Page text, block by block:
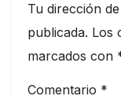
Tu dirección
publicada. Los
marcados con
Comentario *